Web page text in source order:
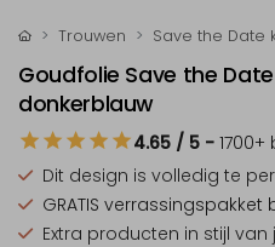
Trouwen Save the Date
Goudfolie Save the
donkerblauw
4.65 / 5 - 1700+
Dit design is volledig te
GRATIS verrassingspakket
Extra producten in stijl van